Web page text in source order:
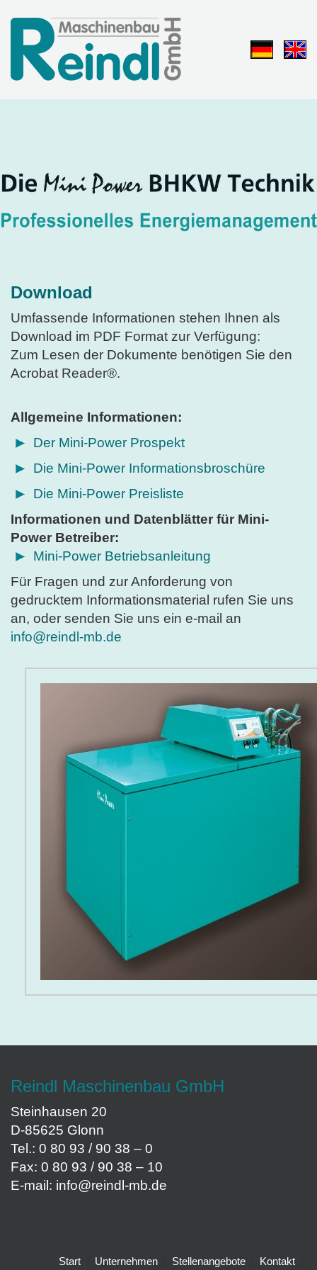
Download
Umfassende Informationen stehen Ihnen als
Download im PDF Format zur Verfügung:
Zum Lesen der Dokumente benötigen Sie den
Acrobat Reader®.
Allgemeine Informationen:
Der Mini-Power Prospekt
Die Mini-Power Informationsbroschüre
Die Mini-Power Preisliste
Informationen und Datenblätter für Mini-
Power Betreiber:
Mini-Power Betriebsanleitung
Für Fragen und zur Anforderung von
gedrucktem Informationsmaterial rufen Sie uns
an, oder senden Sie uns ein e-mail an
info@reindl-mb.de
Reindl Maschinenbau GmbH
Steinhausen 20
D-85625 Glonn
Tel.: 0 80 93 / 90 38 – 0
Fax: 0 80 93 / 90 38 – 10
E-mail: info@reindl-mb.de
Start Unternehmen Stellenangebote Kontakt